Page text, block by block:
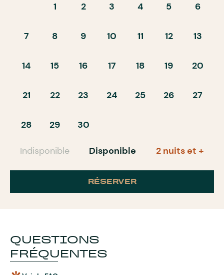
1 2 3 4 5 6
7 8 9 10 11 12 13
14 15 16 17 18 19 20
21 22 23 24 25 26 27
28 29 30
Indisponible Disponible 2 nuits et +
RÉSERVER
QUESTIONS
FRÉQUENTES